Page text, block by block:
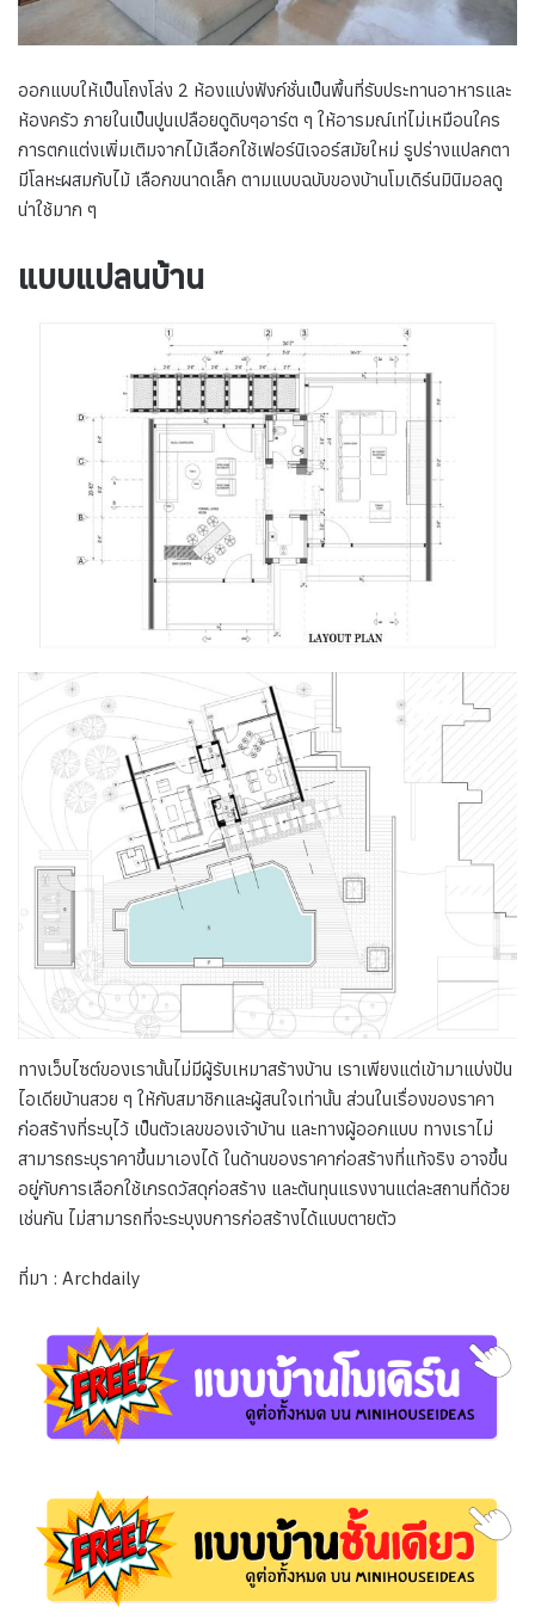
ออกแบบให้เป็นโถงโล่ง 2 ห้องแบ่งฟังก์ชั่นเป็นพื้นที่รับประทานอาหารและ
ห้องครัว ภายในเป็นปูนเปลือยดูดิบๆอาร์ต ๆ ให้อารมณ์เท่ไม่เหมือนใคร
การตกแต่งเพิ่มเติมจากไม้เลือกใช้เฟอร์นิเจอร์สมัยใหม่ รูปร่างแปลกตา
มีโลหะผสมกับไม้ เลือกขนาดเล็ก ตามแบบฉบับของบ้านโมเดิร์นมินิมอลดู
น่าใช้มาก ๆ
แบบแปลนบ้าน
ทางเว็บไซต์ของเรานั้นไม่มีผู้รับเหมาสร้างบ้าน เราเพียงแต่เข้ามาแบ่งปัน
ไอเดียบ้านสวย ๆ ให้กับสมาชิกและผู้สนใจเท่านั้น ส่วนในเรื่องของราคา
ก่อสร้างที่ระบุไว้ เป็นตัวเลขของเจ้าบ้าน และทางผู้ออกแบบ ทางเราไม่
สามารถระบุราคาขึ้นมาเองได้ ในด้านของราคาก่อสร้างที่แท้จริง อาจขึ้น
อยู่กับการเลือกใช้เกรดวัสดุก่อสร้าง และต้นทุนแรงงานแต่ละสถานที่ด้วย
เช่นกัน ไม่สามารถที่จะระบุงบการก่อสร้างได้แบบตายตัว
ที่มา : Archdaily